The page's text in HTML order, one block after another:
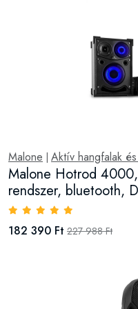
Malone Aktív hangfalak
Malone Hotrod
rendszer, bluetooth,
182 390 Ft 227 988 Ft